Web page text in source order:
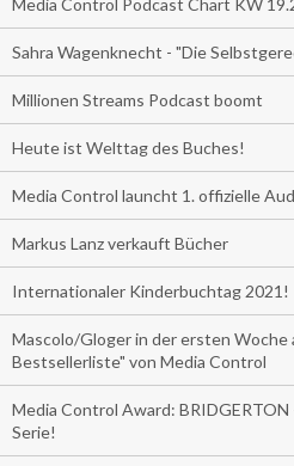
Media Control Podcast Chart KW
Sahra Wagenknecht - "Die
Millionen Streams Podcast boomt
Heute ist Welttag des Buches!
Media Control launcht 1. offizielle
Markus Lanz verkauft Bücher
Internationaler Kinderbuchtag 2021!
Mascolo/Gloger in der ersten Woche
Bestsellerliste" von Media Control
Media Control Award:
Serie!